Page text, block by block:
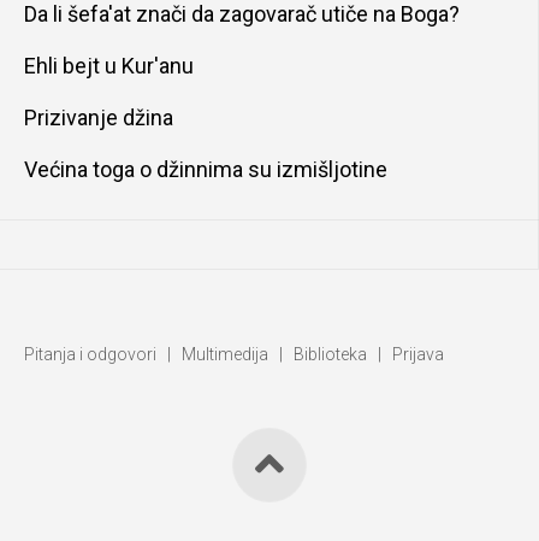
Da li šefa'at znači da zagovarač utiče na Boga?
Ehli bejt u Kur'anu
Prizivanje džina
Većina toga o džinnima su izmišljotine
Pitanja i odgovori Multimedija Biblioteka Prijava